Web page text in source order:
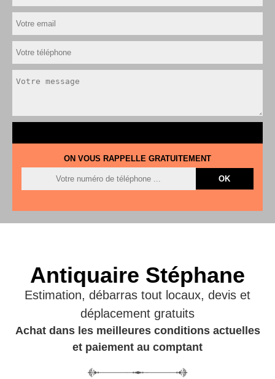
ON VOUS RAPPELLE GRATUITEMENT
Antiquaire Stéphane
Estimation, débarras tout locaux, devis et
déplacement gratuits
Achat dans les meilleures conditions actuelles
et paiement au comptant